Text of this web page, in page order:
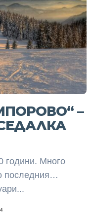
–
години. Много
последния…